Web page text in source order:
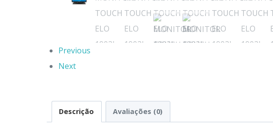
Previous
Next
Descrição Avaliações (0)